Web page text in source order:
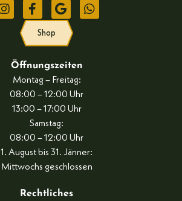
Shop
Öffnungszeiten
Montag – Freitag:
08:00 – 12:00 Uhr
13:00 – 17:00 Uhr
Samstag:
08:00 – 12:00 Uhr
1. August bis 31. Jänner:
Mittwochs geschlossen
Rechtliches